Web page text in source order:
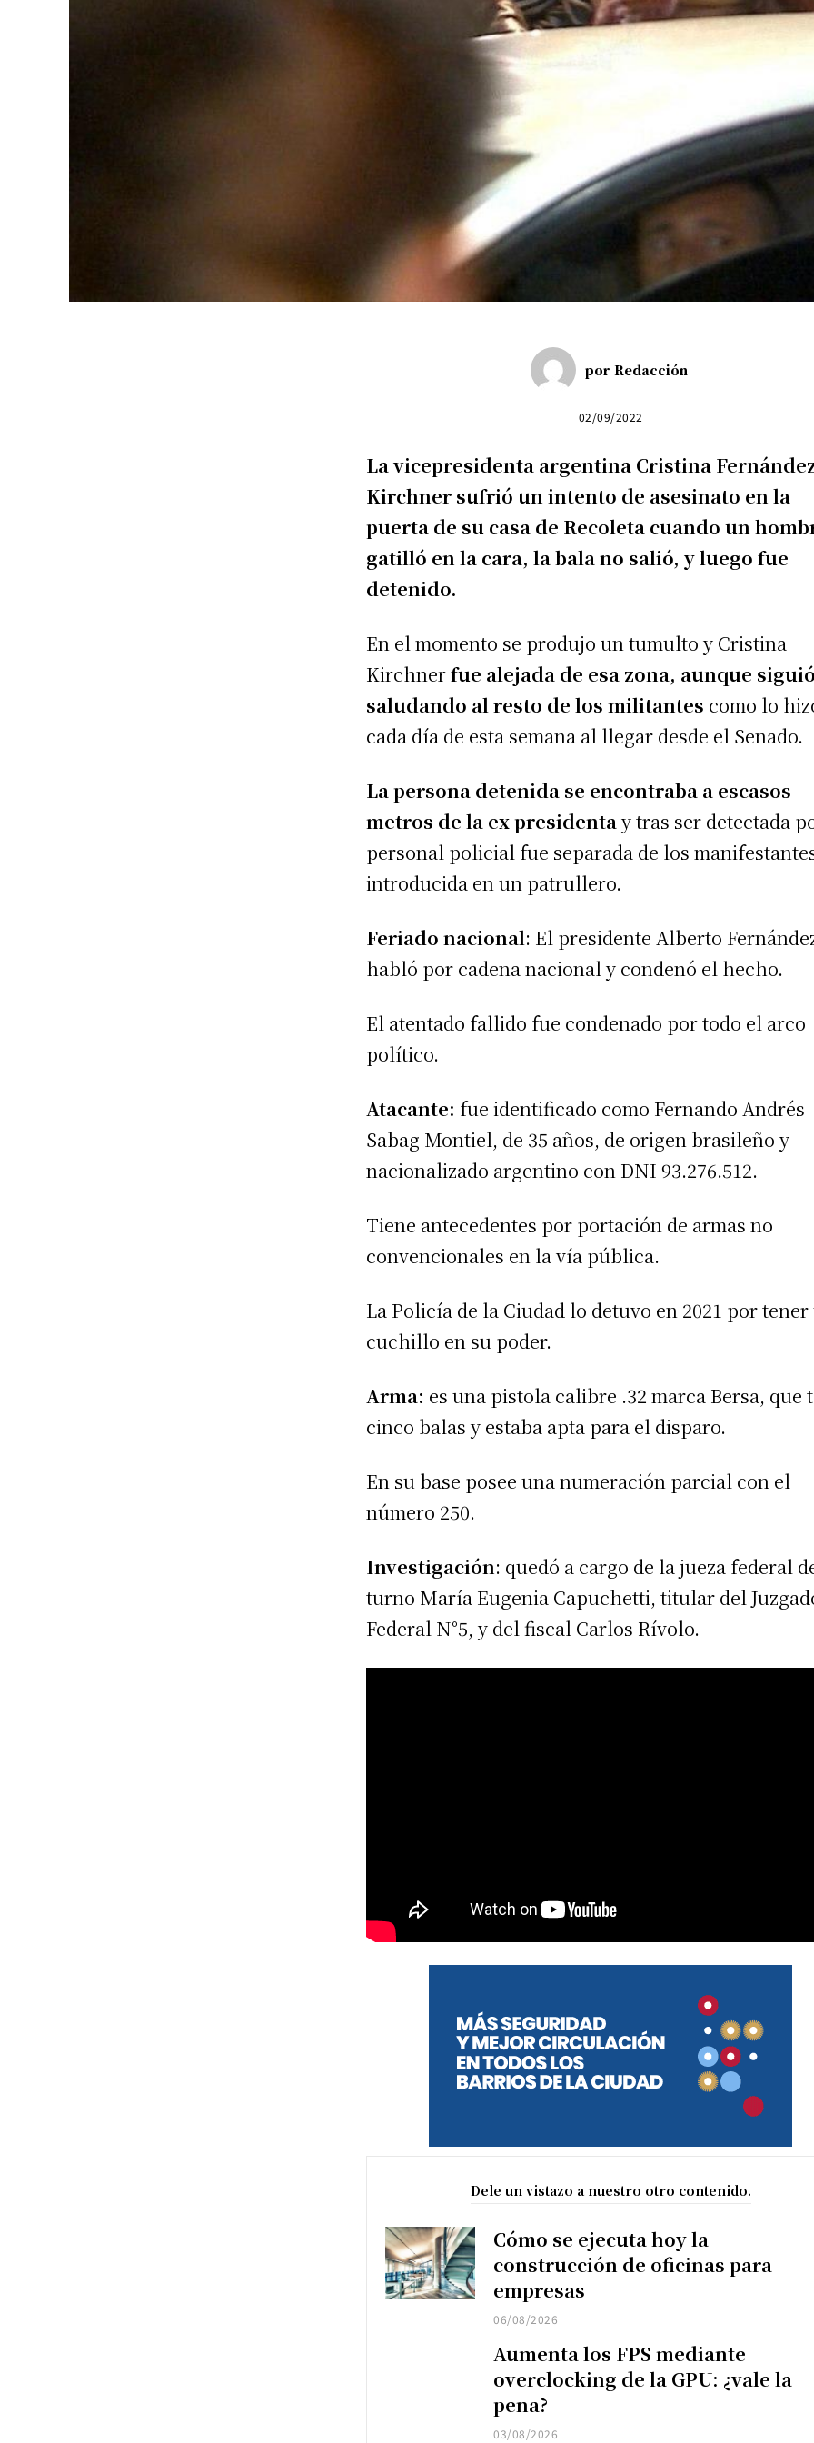
por Redacción
02/09/2022
La vicepresidenta argentina Cristina
Kirchner sufrió un intento de asesinato en la
puerta de su casa de Recoleta cuando un
gatilló en la cara, la bala no salió, y luego fue
detenido.
En el momento se produjo un tumulto y Cristina
Kirchnerfue alejada de esa zona, aunque siguió
saludando al resto de los militantes como lo
cada día de esta semana al llegar desde el Senado.
La persona detenida se encontraba a escasos
metros de la ex presidentay tras ser detectada
personal policial fue separada de los
introducida en un patrullero.
Feriado nacional: El presidente Alberto
habló por cadena nacional y condenó el hecho.
El atentado fallido fue condenado por todo el arco
político.
Atacante: fue identificado como Fernando Andrés
Sabag Montiel, de 35 años, de origen brasileño y
nacionalizado argentino con DNI 93.276.512.
Tiene antecedentes por portación de armas no
convencionales en la vía pública.
La Policía de la Ciudad lo detuvo en 2021 por
cuchillo en su poder.
Arma: es una pistola calibre .32 marca Bersa, que
cinco balas y estaba apta para el disparo.
En su base posee una numeración parcial con el
número 250.
Investigación: quedó a cargo de la jueza federal
turno María Eugenia Capuchetti, titular del
Federal N°5, y del fiscal Carlos Rívolo.
Dele un vistazo a nuestro otro contenido.
Cómo se ejecuta hoy la
construcción de oficinas para
empresas
06/08/2026
Aumenta los FPS mediante
overclocking de la GPU: ¿vale la
pena?
03/08/2026